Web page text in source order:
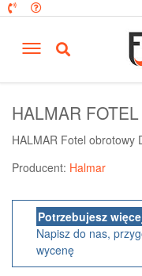
HALMAR
HALMAR Fotel obrotowy
Producent: Halmar
Potrzebujesz
Napisz do nas,
wycenę